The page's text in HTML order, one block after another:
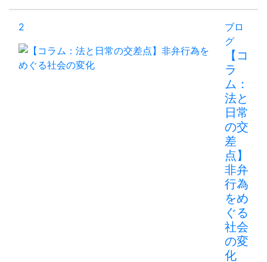
2
ブロ
グ
【コ
ラ
ム：
法と
日常
の交
差
点】
非弁
行為
をめ
ぐる
社会
の変
化